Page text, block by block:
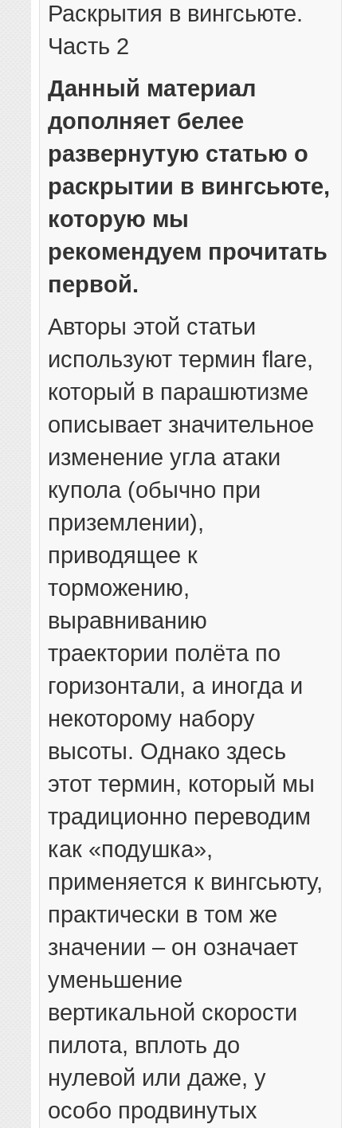
Раскрытия в вингсьюте.
Часть 2
Данный материал
дополняет белее
развернутую статью о
раскрытии в вингсьюте,
которую мы
рекомендуем прочитать
первой.
Авторы этой статьи
используют термин flare,
который в парашютизме
описывает значительное
изменение угла атаки
купола (обычно при
приземлении),
приводящее к
торможению,
выравниванию
траектории полёта по
горизонтали, а иногда и
некоторому набору
высоты. Однако здесь
этот термин, который мы
традиционно переводим
как «подушка»,
применяется к вингсьюту,
практически в том же
значении – он означает
уменьшение
вертикальной скорости
пилота, вплоть до
нулевой или даже, у
особо продвинутых